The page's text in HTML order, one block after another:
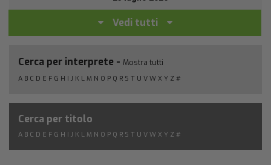
Vedi tutti
Cerca per interprete - Mostra tutti
A B C D E F G H I J K L M N O P Q R S T U V W X Y Z #
Cerca per titolo
A B C D E F G H I J K L M N O P Q R S T U V W X Y Z #